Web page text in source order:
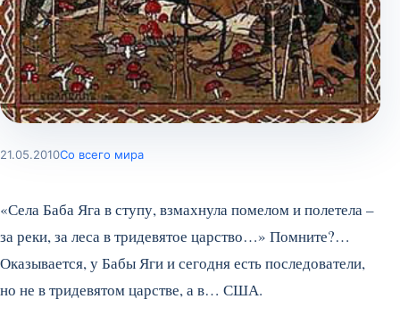
21.05.2010Со всего мира
«Села Баба Яга в ступу, взмахнула помелом и полетела –
за реки, за леса в тридевятое царство…» Помните?…
Оказывается, у Бабы Яги и сегодня есть последователи,
но не в тридевятом царстве, а в… США.